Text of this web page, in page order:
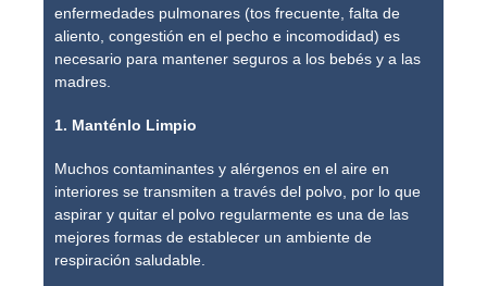
enfermedades pulmonares (tos frecuente, falta de
aliento, congestión en el pecho e incomodidad) es
necesario para mantener seguros a los bebés y a las
madres.
1. Manténlo Limpio
Muchos contaminantes y alérgenos en el aire en
interiores se transmiten a través del polvo, por lo que
aspirar y quitar el polvo regularmente es una de las
mejores formas de establecer un ambiente de
respiración saludable.